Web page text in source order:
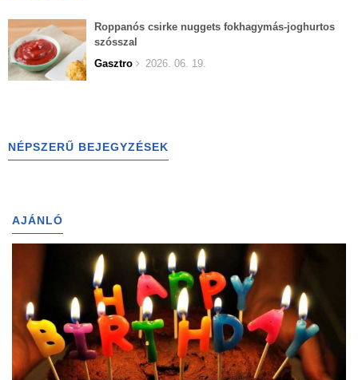
Roppanós csirke nuggets fokhagymás-joghurtos
szósszal
Gasztro
2026. 06. 19.
NÉPSZERŰ BEJEGYZÉSEK
AJÁNLÓ